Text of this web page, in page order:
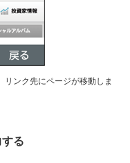
リンク先にページが移動しま
る